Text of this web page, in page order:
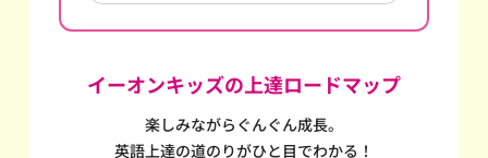
イーオンキッズの上達ロードマップ
楽しみながらぐんぐん成長。
英語上達の道のりがひと目でわかる！